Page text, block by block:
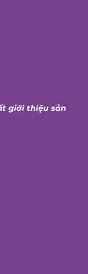
giới thiệu sản